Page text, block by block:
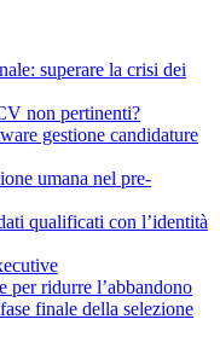
superare la crisi dei
non pertinenti?
gestione candidature
umana nel pre-
qualificati con l’identità
per ridurre l’abbandono
finale della selezione